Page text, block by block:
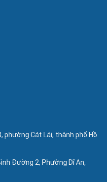
phường Cát Lái, thành phố Hồ
Đường 2, Phường Dĩ An,